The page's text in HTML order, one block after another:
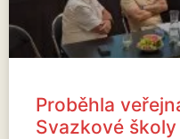
Proběhla
Svazkové